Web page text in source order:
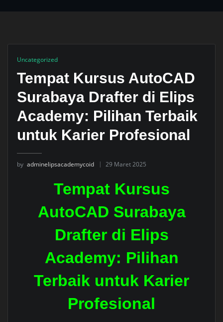
Uncategorized
Tempat Kursus AutoCAD
Surabaya Drafter di Elips
Academy: Pilihan Terbaik
untuk Karier Profesional
by adminelipsacademycoid 29 Maret 2025
Tempat Kursus
AutoCAD Surabaya
Drafter di Elips
Academy: Pilihan
Terbaik untuk Karier
Profesional